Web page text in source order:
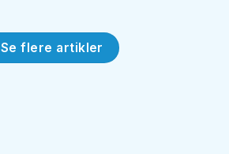
Se flere artikler